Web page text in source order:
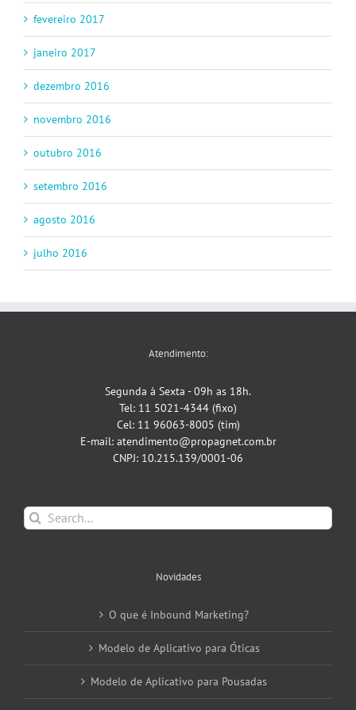
fevereiro 2017
janeiro 2017
dezembro 2016
novembro 2016
outubro 2016
setembro 2016
agosto 2016
julho 2016
Atendimento:
Segunda à Sexta - 09h as 18h.
Tel: 11 5021-4344 (fixo)
Cel: 11 96063-8005 (tim)
E-mail: atendimento@propagnet.com.br
CNPJ: 10.215.139/0001-06
Search
for:
Novidades
O que é Inbound Marketing?
Modelo de Aplicativo para Óticas
Modelo de Aplicativo para Pousadas